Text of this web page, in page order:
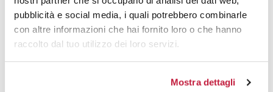
pubblicità e social media, i quali potrebbero combinarle
con altre informazioni che hai fornito loro o che hanno
raccolto dal tuo utilizzo dei loro servizi.
Mostra dettagli
1500 € 15,20 € 17,51
2000 € 15,07 € 17,44
3000 € 14,94 € 17,37
€ 17,30